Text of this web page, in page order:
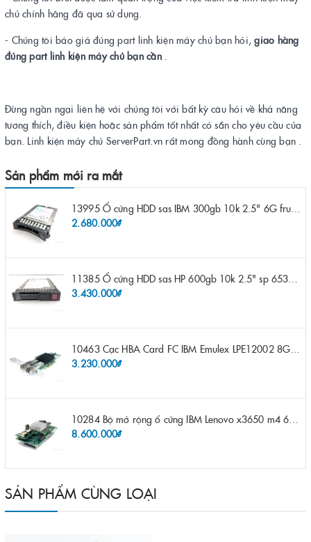
chủ chính hãng đã qua sử dụng.
- Chúng tôi báo giá đúng part linh kiện máy chủ bạn hỏi,giao hàng
đúng part linh kiện máy chủ bạn cần.
Đừng ngần ngại liên hệ với chúng tôi với bất kỳ câu hỏi về khả năng
tương thích, điều kiện hoặc sản phẩm tốt nhất có sẵn cho yêu cầu của
bạn. Linh kiện máy chủ ServerPart.vn rất mong đồng hành cùng bạn .
Sản phẩm mới ra mắt
13995 Ổ cứng HDD sas IBM 300gb 10k 2.5" 6G fru 44W2265 opt 44W2264 pn 44W2268 ST9300503SS
2.680.000₫
11385 Ổ cứng HDD sas HP 600gb 10k 2.5" sp 653957-001 pn 619286-003 pn 641552-003 pn 689287-003 652583-B21
3.430.000₫
10463 Cạc HBA Card FC IBM Emulex LPE12002 8Gb 2 port FC SFP fru 42D0500 pn 42D0496 opt 42D0494 LPE12002
3.230.000₫
10284 Bộ mở rộng ổ cứng IBM Lenovo x3650 m4 69Y5319 8x 2.5" HS HDD Assembly Kit with Expander
8.600.000₫
SẢN PHẨM CÙNG LOẠI